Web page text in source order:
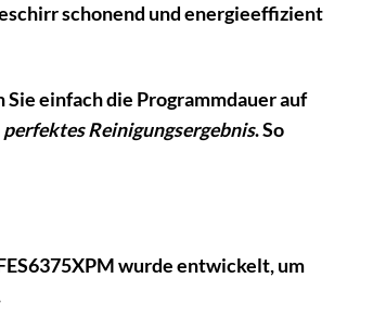
schonend und energieeffizient
einfach die Programmdauer auf
perfektes Reinigungsergebnis. So
wurde entwickelt, um